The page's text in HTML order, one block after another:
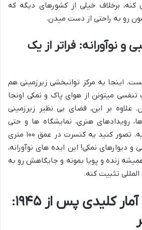
برخلاف خیلی از کشورهای دیگه که
رو به راحتی از دست میدن.
و نوآورانه: فراتر از یک
اینجا یه مرکز توانبخشی زیرزمینی هم
تنفسی میتونن از هوای پاک و نمکی اونجا
علاوه بر این، فضای بی نظیر زیرزمینی
رویدادهای هنری، نمایشگاه ها و حتی
جشن ها و مراسم عروسیه. تصور کنید یه کنسرت در عمق ۱۰۰ متری
و دیوارهای نمکی! این ایده های نوآورانه،
زنده و پویا بمونه و جایگاهش رو به
تثبیت کنه.
حقایق جالب و آمار کلیدی پس از ۱۹۴۵: